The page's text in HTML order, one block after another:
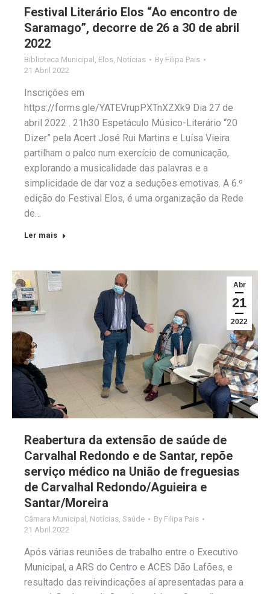
Festival Literário Elos “Ao encontro de
Saramago”, decorre de 26 a 30 de abril
2022
Biblioteca Municipal Elos Notícias By Filipa Pais
21 Abril 2022
Inscrições em
https://forms.gle/YATEVrupPXTnXZXk9 Dia 27 de
abril 2022 . 21h30 Espetáculo Músico-Literário “20
Dizer” pela Acert José Rui Martins e Luísa Vieira
partilham o palco num exercício de comunicação,
explorando a musicalidade das palavras e a
simplicidade de dar voz a seduções emotivas. A 6.º
edição do Festival Elos, é uma organização da Rede
de…
Ler mais
Abr
21
2022
Reabertura da extensão de saúde de
Carvalhal Redondo e de Santar, repõe
serviço médico na União de freguesias
de Carvalhal Redondo/Aguieira e
Santar/Moreira
Câmara Municipal Notícias Saúde By Filipa Pais
21 Abril 2022
Após várias reuniões de trabalho entre o Executivo
Municipal, a ARS do Centro e ACES Dão Lafões, e
resultado das reivindicações aí apresentadas para a